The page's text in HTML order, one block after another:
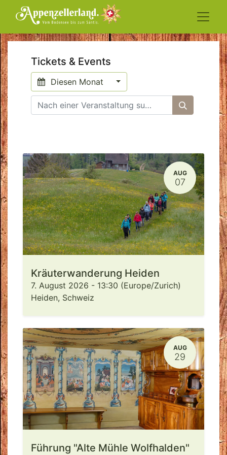
Tickets & Events
Diesen Monat
AUG
07
Kräuterwanderung Heiden
7. August 2026 - 13:30 (Europe/Zurich)
Heiden, Schweiz
AUG
29
Führung "Alte Mühle Wolfhalden"